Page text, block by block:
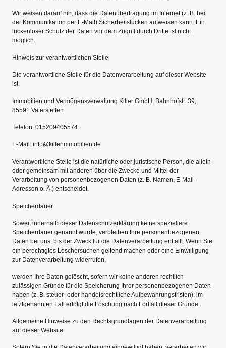
Wir weisen darauf hin, dass die Datenübertragung im Internet (z. B. bei
der Kommunikation per E-Mail) Sicherheitslücken aufweisen kann. Ein
lückenloser Schutz der Daten vor dem Zugriff durch Dritte ist nicht
möglich.
Hinweis zur verantwortlichen Stelle
Die verantwortliche Stelle für die Datenverarbeitung auf dieser Website
ist:
Immobilien und Vermögensverwaltung Killer GmbH, Bahnhofstr. 39,
85591 Vaterstetten
Telefon: 015209405574
E-Mail: info@killerimmobilien.de
Verantwortliche Stelle ist die natürliche oder juristische Person, die allein
oder gemeinsam mit anderen über die Zwecke und Mittel der
Verarbeitung von personenbezogenen Daten (z. B. Namen, E-Mail-
Adressen o. Ä.) entscheidet.
Speicherdauer
Soweit innerhalb dieser Datenschutzerklärung keine speziellere
Speicherdauer genannt wurde, verbleiben Ihre personenbezogenen
Daten bei uns, bis der Zweck für die Datenverarbeitung entfällt. Wenn Sie
ein berechtigtes Löschersuchen geltend machen oder eine Einwilligung
zur Datenverarbeitung widerrufen,
werden Ihre Daten gelöscht, sofern wir keine anderen rechtlich
zulässigen Gründe für die Speicherung Ihrer personenbezogenen Daten
haben (z. B. steuer- oder handelsrechtliche Aufbewahrungsfristen); im
letztgenannten Fall erfolgt die Löschung nach Fortfall dieser Gründe.
Allgemeine Hinweise zu den Rechtsgrundlagen der Datenverarbeitung
auf dieser Website